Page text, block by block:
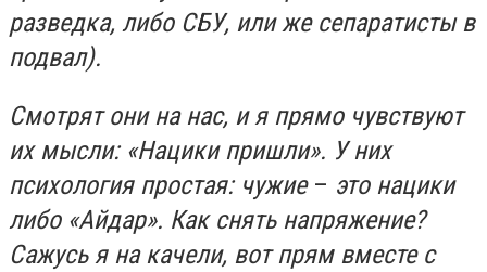
разведка, либо СБУ, или же сепаратисты в
подвал).
Смотрят они на нас, и я прямо чувствуют
их мысли: «Нацики пришли». У них
психология простая: чужие – это нацики
либо «Айдар». Как снять напряжение?
Сажусь я на качели, вот прям вместе с